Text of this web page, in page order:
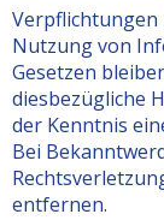
Nutzung von
Gesetzen
diesbezügliche
der Kenntnis
Bei
entfernen.